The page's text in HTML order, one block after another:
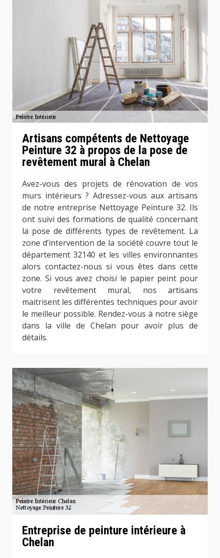
Artisans compétents de Nettoyage
Peinture 32 à propos de la pose de
revêtement mural à Chelan
Avez-vous des projets de rénovation de vos
murs intérieurs ? Adressez-vous aux artisans
de notre entreprise Nettoyage Peinture 32. Ils
ont suivi des formations de qualité concernant
la pose de différents types de revêtement. La
zone d’intervention de la société couvre tout le
département 32140 et les villes environnantes
alors contactez-nous si vous êtes dans cette
zone. Si vous avez choisi le papier peint pour
votre revêtement mural, nos artisans
maitrisent les différentes techniques pour avoir
le meilleur possible. Rendez-vous à notre siège
dans la ville de Chelan pour avoir plus de
détails.
Entreprise de peinture intérieure à
Chelan